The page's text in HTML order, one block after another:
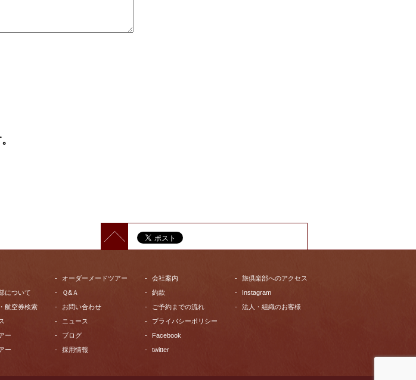
について
航空券検索
ー
ー
オーダーメードツアー
Ｑ&Ａ
お問い合わせ
ニュース
ブログ
採用情報
会社案内
約款
ご予約までの流れ
プライバシーポリシー
Facebook
twitter
旅倶楽部へのアクセス
Instagram
法人・組織のお客様